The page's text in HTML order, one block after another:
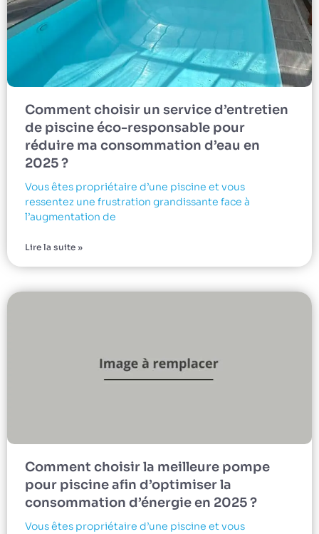
Comment choisir un service d’entretien
de piscine éco-responsable pour
réduire ma consommation d’eau en
2025 ?
Vous êtes propriétaire d’une piscine et vous
ressentez une frustration grandissante face à
l’augmentation de
Lire la suite »
Comment choisir la meilleure pompe
pour piscine afin d’optimiser la
consommation d’énergie en 2025 ?
Vous êtes propriétaire d’une piscine et vous